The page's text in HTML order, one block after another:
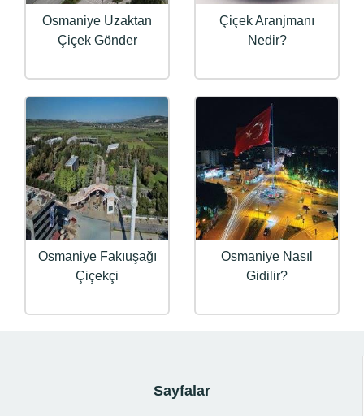
Osmaniye Uzaktan
Çiçek Gönder
Çiçek Aranjmanı
Nedir?
Osmaniye Fakıuşağı
Çiçekçi
Osmaniye Nasıl
Gidilir?
Sayfalar